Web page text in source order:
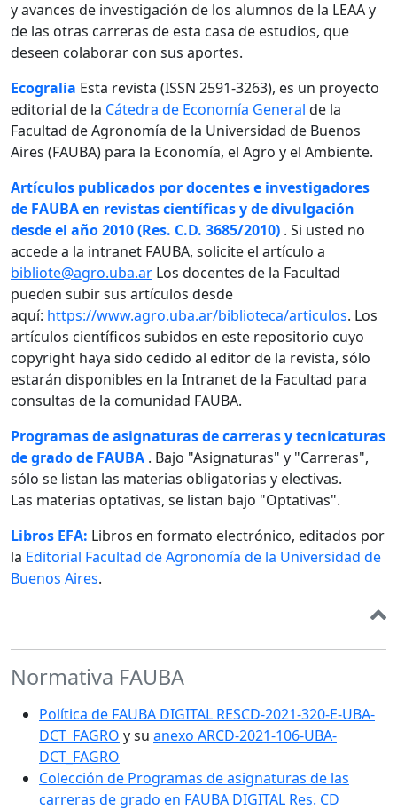
y avances de investigación de los alumnos de la LEAA y
de las otras carreras de esta casa de estudios, que
deseen colaborar con sus aportes.
Ecogralia Esta revista (ISSN 2591-3263), es un proyecto
editorial de la Cátedra de Economía General de la
Facultad de Agronomía de la Universidad de Buenos
Aires (FAUBA) para la Economía, el Agro y el Ambiente.
Artículos publicados por docentes e investigadores
de FAUBA en revistas científicas y de divulgación
desde el año 2010 (Res. C.D. 3685/2010) . Si usted no
accede a la intranet FAUBA, solicite el artículo a
bibliote@agro.uba.ar Los docentes de la Facultad
pueden subir sus artículos desde
aquí: https://www.agro.uba.ar/biblioteca/articulos. Los
artículos científicos subidos en este repositorio cuyo
copyright haya sido cedido al editor de la revista, sólo
estarán disponibles en la Intranet de la Facultad para
consultas de la comunidad FAUBA.
Programas de asignaturas de carreras y tecnicaturas
de grado de FAUBA . Bajo "Asignaturas" y "Carreras",
sólo se listan las materias obligatorias y electivas.
Las materias optativas, se listan bajo "Optativas".
Libros EFA: Libros en formato electrónico, editados por
la Editorial Facultad de Agronomía de la Universidad de
Buenos Aires.
Normativa FAUBA
Política de FAUBA DIGITAL RESCD-2021-320-E-UBA-
DCT_FAGRO y su anexo ARCD-2021-106-UBA-
DCT_FAGRO
Colección de Programas de asignaturas de las
carreras de grado en FAUBA DIGITAL Res. CD